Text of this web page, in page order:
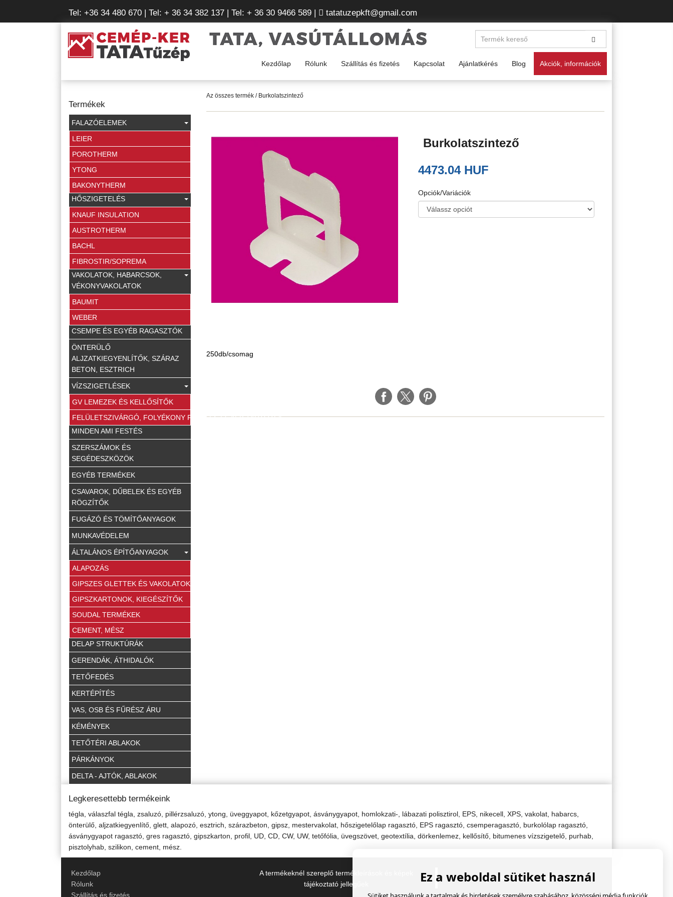
Tel: +36 34 480 670 | Tel: + 36 34 382 137 | Tel: + 36 30 9466 589 | tatatuzepkft@gmail.com
Kezdőlap Rólunk Szállítás és fizetés Kapcsolat Ajánlatkérés Blog Akciók, információk
Termékek
FALAZÓELEMEK
LEIER
POROTHERM
YTONG
BAKONYTHERM
HŐSZIGETELÉS
KNAUF INSULATION
AUSTROTHERM
BACHL
FIBROSTIR/SOPREMA
VAKOLATOK, HABARCSOK,
VÉKONYVAKOLATOK
BAUMIT
WEBER
CSEMPE ÉS EGYÉB RAGASZTÓK
ÖNTERÜLŐ
ALJZATKIEGYENLÍTŐK, SZÁRAZ
BETON, ESZTRICH
VÍZSZIGETLÉSEK
GV LEMEZEK ÉS KELLŐSÍTŐK
FELÜLETSZIVÁRGÓ, FOLYÉKONY FÓLIA ÉS EGYÉB TARTOZÉK
MINDEN AMI FESTÉS
SZERSZÁMOK ÉS
SEGÉDESZKÖZÖK
EGYÉB TERMÉKEK
CSAVAROK, DŰBELEK ÉS EGYÉB
RÖGZÍTŐK
FUGÁZÓ ÉS TÖMÍTŐANYAGOK
MUNKAVÉDELEM
ÁLTALÁNOS ÉPÍTŐANYAGOK
ALAPOZÁS
GIPSZES GLETTEK ÉS VAKOLATOK
GIPSZKARTONOK, KIEGÉSZÍTŐK
SOUDAL TERMÉKEK
CEMENT, MÉSZ
DELAP STRUKTÚRÁK
GERENDÁK, ÁTHIDALÓK
TETŐFEDÉS
KERTÉPÍTÉS
VAS, OSB ÉS FŰRÉSZ ÁRU
KÉMÉNYEK
TETŐTÉRI ABLAKOK
PÁRKÁNYOK
DELTA - AJTÓK, ABLAKOK
Az összes termék / Burkolatszintező
Burkolatszintező
4473.04 HUF
Opciók/Variációk
250db/csomag
Legkeresettebb termékeink
tégla, válaszfal tégla, zsaluzó, pillérzsaluzó, ytong, üveggyapot, kőzetgyapot, ásványgyapot, homlokzati-, lábazati polisztirol, EPS, nikecell, XPS, vakolat, habarcs,
önterülő, aljzatkiegyenlítő, glett, alapozó, esztrich, szárazbeton, gipsz, mestervakolat, hőszigetelőlap ragasztó, EPS ragasztó, csemperagasztó, burkolólap ragasztó,
ásványgyapot ragasztó, gres ragasztó, gipszkarton, profil, UD, CD, CW, UW, tetőfólia, üvegszövet, geotextília, dörkenlemez, kellősítő, bitumenes vízszigetelő, purhab,
pisztolyhab, szilikon, cement, mész.
Kezdőlap
Rólunk
Szállítás és fizetés
A termékeknél szereplő termékleírások és képek
tájékoztató jellegűek
Cemép-Ker Kft Vasútállomás
Ez a weboldal sütiket használ